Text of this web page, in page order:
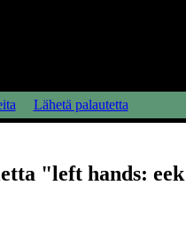
Lähetä palautetta
"left hands: